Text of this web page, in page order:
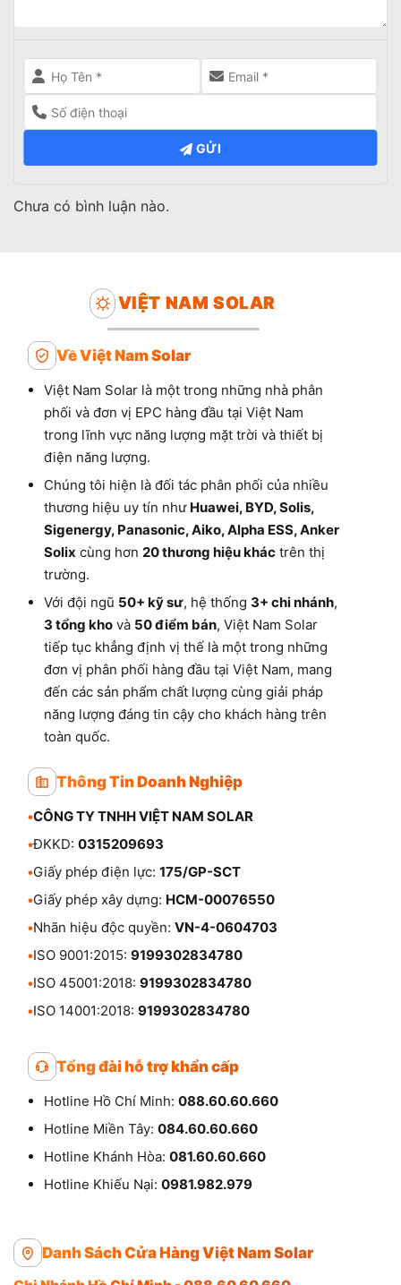
GỬI
Chưa có bình luận nào.
VIỆT NAM SOLAR
Về Việt Nam Solar
Việt Nam Solar là một trong những nhà phân
phối và đơn vị EPC hàng đầu tại Việt Nam
trong lĩnh vực năng lượng mặt trời và thiết bị
điện năng lượng.
Chúng tôi hiện là đối tác phân phối của nhiều
thương hiệu uy tín như Huawei, BYD, Solis,
Sigenergy, Panasonic, Aiko, Alpha ESS, Anker
Solix cùng hơn 20 thương hiệu khác trên thị
trường.
Với đội ngũ 50+ kỹ sư, hệ thống 3+ chi nhánh,
3 tổng kho và 50 điểm bán, Việt Nam Solar
tiếp tục khẳng định vị thế là một trong những
đơn vị phân phối hàng đầu tại Việt Nam, mang
đến các sản phẩm chất lượng cùng giải pháp
năng lượng đáng tin cậy cho khách hàng trên
toàn quốc.
Thông Tin Doanh Nghiệp
•CÔNG TY TNHH VIỆT NAM SOLAR
•ĐKKD: 0315209693
•Giấy phép điện lực: 175/GP-SCT
•Giấy phép xây dựng: HCM-00076550
•Nhãn hiệu độc quyền: VN-4-0604703
•ISO 9001:2015: 9199302834780
•ISO 45001:2018: 9199302834780
•ISO 14001:2018: 9199302834780
Tổng đài hỗ trợ khẩn cấp
Hotline Hồ Chí Minh: 088.60.60.660
Hotline Miền Tây: 084.60.60.660
Hotline Khánh Hòa: 081.60.60.660
Hotline Khiếu Nại: 0981.982.979
Danh Sách Cửa Hàng Việt Nam Solar